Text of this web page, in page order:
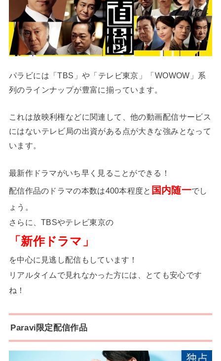
パラビには「TBS」や「テレビ東京」「WOWOW」系
列のラインナップが豊富に揃っています。
これは放映利権などに関連して、他の動画配信サービス
にはないテレビ局の出資がある点が大きな強みとなって
います。
最新作ドラマがいち早く見ることができる！
配信作品のドラマの本数は400本程度と 国内随一でし
ょう。
さらに、TBSやテレビ東京の
「新作ドラマ」
を中心に見逃し配信もしています！
リアルタイムで見れなかった方には、とても安心です
ね！
Paravi限定配信作品